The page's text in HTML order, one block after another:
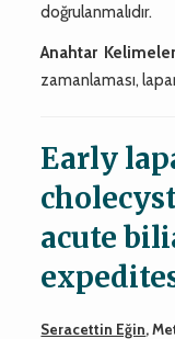
doğrulanmalıdır.
Anahtar
zamanlaması,
Early
acute
Seracettin Eğin,